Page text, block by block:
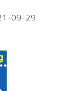
09-29